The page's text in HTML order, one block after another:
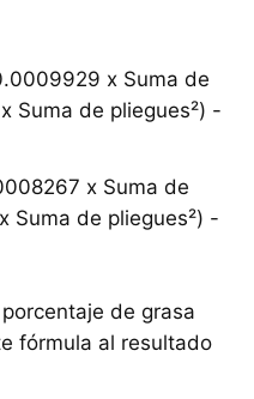
x Suma de
Suma de pliegues²) -
x Suma de
Suma de pliegues²) -
de grasa
fórmula al resultado